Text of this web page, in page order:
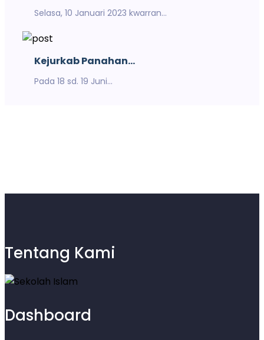
Selasa, 10 Januari 2023 kwarran...
Kejurkab Panahan...
Pada 18 sd. 19 Juni...
Tentang Kami
Dashboard